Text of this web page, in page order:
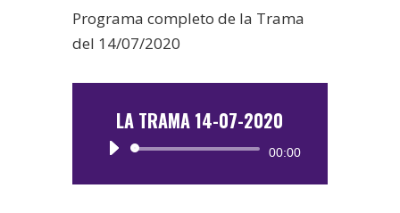
Programa completo de la Trama
del 14/07/2020
LA TRAMA 14-07-2020
Reproductor
00:00